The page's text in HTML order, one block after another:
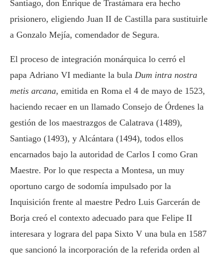
Santiago, don Enrique de Trastámara era hecho
prisionero, eligiendo Juan II de Castilla para sustituirle
a Gonzalo Mejía, comendador de Segura.
El proceso de integración monárquica lo cerró el
papa Adriano VI mediante la bula Dum intra nostra
metis arcana, emitida en Roma el 4 de mayo de 1523,
haciendo recaer en un llamado Consejo de Órdenes la
gestión de los maestrazgos de Calatrava (1489),
Santiago (1493), y Alcántara (1494), todos ellos
encarnados bajo la autoridad de Carlos I como Gran
Maestre. Por lo que respecta a Montesa, un muy
oportuno cargo de sodomía impulsado por la
Inquisición frente al maestre Pedro Luis Garcerán de
Borja creó el contexto adecuado para que Felipe II
interesara y lograra del papa Sixto V una bula en 1587
que sancionó la incorporación de la referida orden al